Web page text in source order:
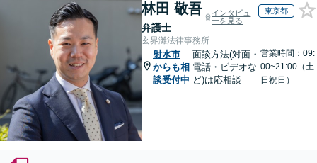
林田 敬吾
弁護士
インタビュ
ーを見る
東京都
玄界灘法律事務所
射水市
からも相
談受付中
面談方法(対面・
電話・ビデオな
ど)は応相談
営業時間：09:
00~21:00（土
日祝日）